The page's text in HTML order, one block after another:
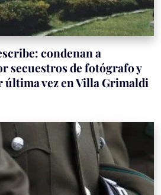
condenan a
secuestros de fotógrafo y
vez en Villa Grimaldi